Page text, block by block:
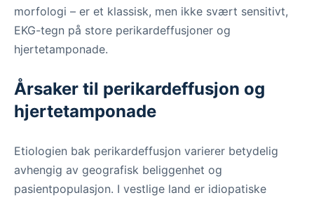
morfologi – er et klassisk, men ikke svært sensitivt,
EKG-tegn på store perikardeffusjoner og
hjertetamponade.
Årsaker til perikardeffusjon og
hjertetamponade
Etiologien bak perikardeffusjon varierer betydelig
avhengig av geografisk beliggenhet og
pasientpopulasjon. I vestlige land er idiopatiske